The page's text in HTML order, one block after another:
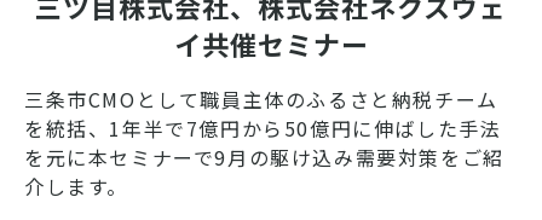
イ共催セミナー
三条市CMOとして職員主体のふるさと納税チーム
を統括、1年半で7億円から50億円に伸ばした手法
を元に本セミナーで9月の駆け込み需要対策をご紹
介します。